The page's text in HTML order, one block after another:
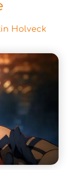
Holveck